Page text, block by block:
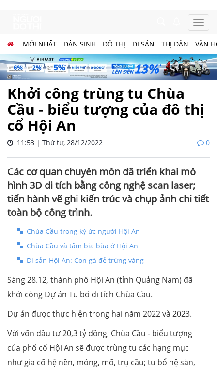
MỚI NHẤT DÂN SINH ĐÔ THỊ DI SẢN THỊ DÂN VĂN
Khởi công trùng tu Chùa
Cầu - biểu tượng của đô thị
cổ Hội An
11:53 | Thứ tư, 28/12/2022 0
Các cơ quan chuyên môn đã triển khai mô
hình 3D di tích bằng công nghệ scan laser;
tiến hành vẽ ghi kiến trúc và chụp ảnh chi tiết
toàn bộ công trình.
Chùa Cầu trong ký ức người Hội An
Chùa Cầu và tấm bia bùa ở Hội An
Di sản Hội An: Con gà đẻ trứng vàng
Sáng 28.12, thành phố Hội An (tỉnh Quảng Nam) đã
khởi công Dự án Tu bổ di tích Chùa Cầu.
Dự án được thực hiện trong hai năm 2022 và 2023.
Với vốn đầu tư 20,3 tỷ đồng, Chùa Cầu - biểu tượng
của phố cổ Hội An sẽ được trùng tu các hạng mục
như gia cố hệ nền, móng, mố, trụ cầu; tu bổ hệ sàn,